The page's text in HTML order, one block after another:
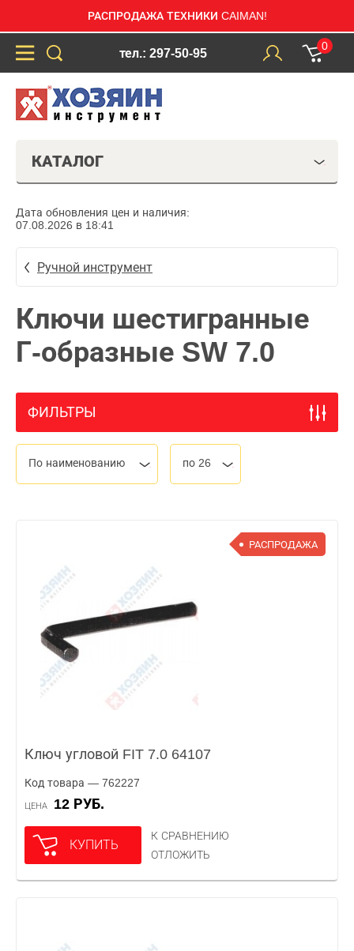
РАСПРОДАЖА ТЕХНИКИ CAIMAN!
тел.: 297-50-95
0
КАТАЛОГ
Дата обновления цен и наличия:
07.08.2026 в 18:41
Ручной инструмент
Ключи шестигранные
Г-образные SW 7.0
ФИЛЬТРЫ
По наименованию по 26
РАСПРОДАЖА
Ключ угловой FIT 7.0 64107
Код товара — 762227
ЦЕНА 12 РУБ.
КУПИТЬ
К СРАВНЕНИЮ
ОТЛОЖИТЬ